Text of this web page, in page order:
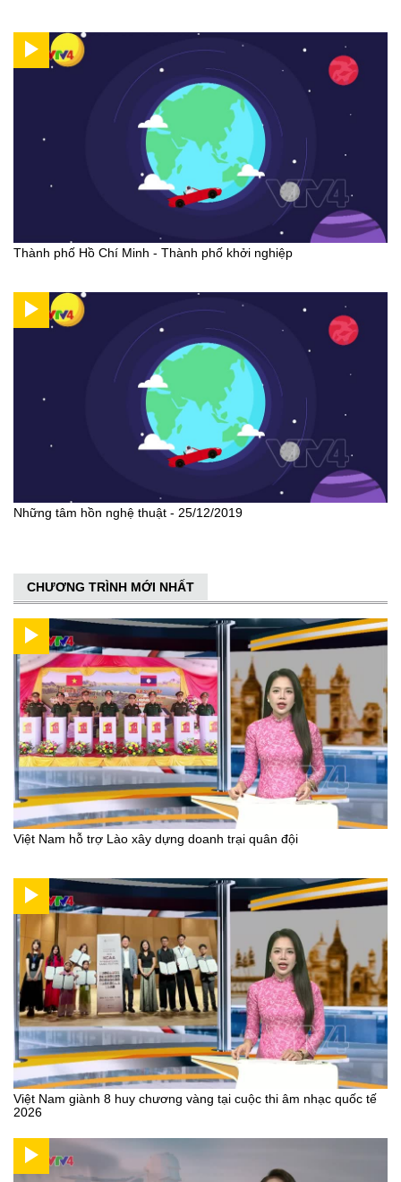
Thành phố Hồ Chí Minh - Thành phố khởi nghiệp
Những tâm hồn nghệ thuật - 25/12/2019
CHƯƠNG TRÌNH MỚI NHẤT
Việt Nam hỗ trợ Lào xây dựng doanh trại quân đội
Việt Nam giành 8 huy chương vàng tại cuộc thi âm nhạc quốc tế
2026